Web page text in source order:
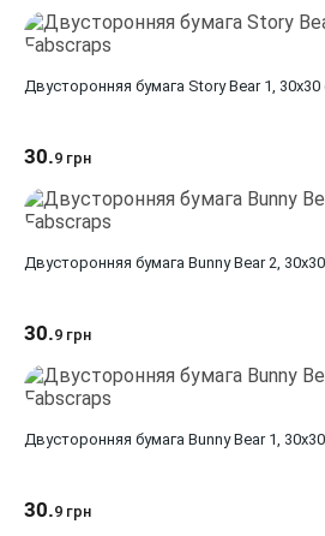
Двусторонняя бумага Story Bear 1,
30.9 грн
Двусторонняя бумага Bunny Bear 2,
30.9 грн
Двусторонняя бумага Bunny Bear 1,
30.9 грн